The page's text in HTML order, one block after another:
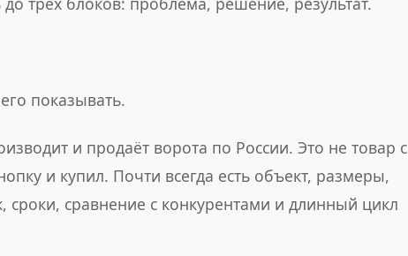
показывать.
и продаёт ворота по России. Это не товар с
и купил. Почти всегда есть объект, размеры,
сроки, сравнение с конкурентами и длинный цикл